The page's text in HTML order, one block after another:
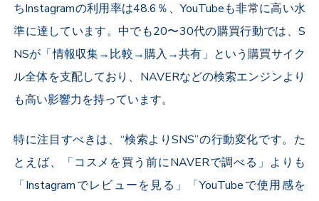
ちInstagramの利用率は48.6 ％、YouTubeも非常に高い水
準に達しています。中でも20〜30代の購買行動では、 S
NSが「情報収集→比較→購入→共有」という購買サイク
ル全体を支配しており、 NAVERなどの検索エンジンより
も高い影響力を持っています。
特に注目すべきは、“検索よりSNS”の行動変化です。た
とえば、「コスメを買う前にNAVERで調べる」よりも
「Instagramでレビューを見る」「YouTubeで使用感を